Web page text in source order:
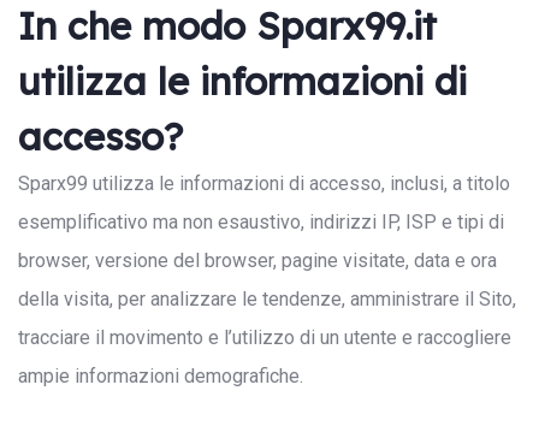
In che modo Sparx99.it
utilizza le informazioni di
accesso?
Sparx99 utilizza le informazioni di accesso, inclusi, a titolo
esemplificativo ma non esaustivo, indirizzi IP, ISP e tipi di
browser, versione del browser, pagine visitate, data e ora
della visita, per analizzare le tendenze, amministrare il Sito,
tracciare il movimento e l’utilizzo di un utente e raccogliere
ampie informazioni demografiche.